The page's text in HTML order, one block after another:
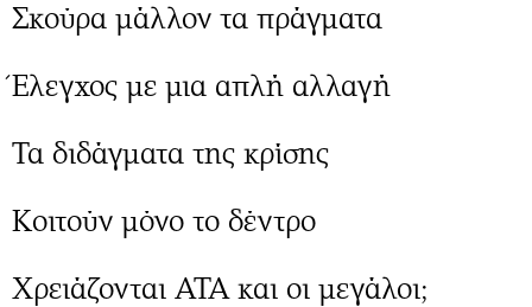
Σκούρα μάλλον τα πράγματα
Έλεγχος με μια απλή αλλαγή
Τα διδάγματα της κρίσης
Κοιτούν μόνο το δέντρο
Χρειάζονται ΑΤΑ και οι μεγάλοι;